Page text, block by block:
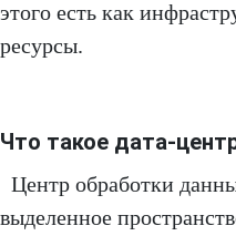
этого есть как
ресурсы.
Что такое дата-
Центр обработки
выделенное